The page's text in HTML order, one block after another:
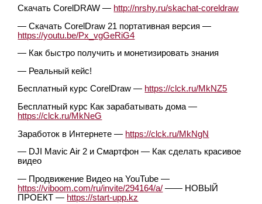
Скачать CorelDRAW — http://nrshy.ru/skachat-coreldraw
— Скачать CorelDraw 21 портативная версия —
https://youtu.be/Px_vgGeRiG4
— Как быстро получить и монетизировать знания
— Реальный кейс!
Бесплатный курс CorelDraw — https://clck.ru/MkNZ5
Бесплатный курс Как зарабатывать дома —
https://clck.ru/MkNeG
Заработок в Интернете — https://clck.ru/MkNgN
— DJI Mavic Air 2 и Смартфон — Как сделать красивое
видео
— Продвижение Видео на YouTube —
https://viboom.com/ru/invite/294164/a/ —— НОВЫЙ
ПРОЕКТ — https://start-upp.kz